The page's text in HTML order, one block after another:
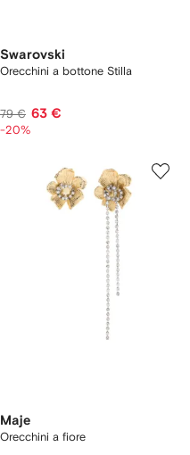
Swarovski
Orecchini a bottone Stilla
79 € 63 €
-20%
Maje
Orecchini a fiore